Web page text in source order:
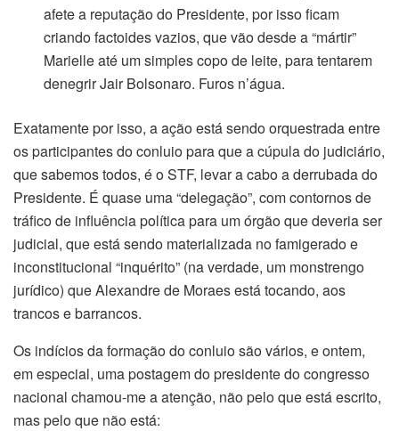
afete a reputação do Presidente, por isso ficam
criando factoides vazios, que vão desde a “mártir”
Marielle até um simples copo de leite, para tentarem
denegrir Jair Bolsonaro. Furos n’água.
Exatamente por isso, a ação está sendo orquestrada entre
os participantes do conluio para que a cúpula do judiciário,
que sabemos todos, é o STF, levar a cabo a derrubada do
Presidente. É quase uma “delegação”, com contornos de
tráfico de influência política para um órgão que deveria ser
judicial, que está sendo materializada no famigerado e
inconstitucional “inquérito” (na verdade, um monstrengo
jurídico) que Alexandre de Moraes está tocando, aos
trancos e barrancos.
Os indícios da formação do conluio são vários, e ontem,
em especial, uma postagem do presidente do congresso
nacional chamou-me a atenção, não pelo que está escrito,
mas pelo que não está: